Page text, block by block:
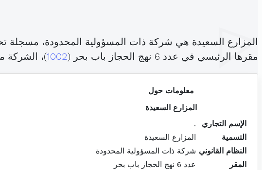
المزارع السعيدة هي شركة ذات المسؤولية المحدودة، مسجلة
مقرها الرئيسي في عدد 6 نهج الحجاز باب بحر (
1002)،
معلومات حول
المزارع السعيدة
الإسم التجاري
.
التسمية
المزارع السعيدة
النظام القانوني شركة ذات المسؤولية المحدودة
المقر
عدد 6 نهج الحجاز باب بحر